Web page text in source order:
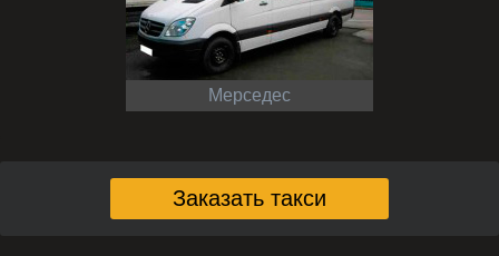
Мерседес
Заказать такси